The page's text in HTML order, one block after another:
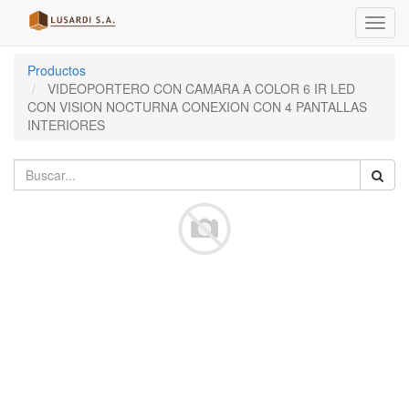
Menú
de
Productos
VIDEOPORTERO CON CAMARA A COLOR 6 IR LED
CON VISION NOCTURNA CONEXION CON 4 PANTALLAS
INTERIORES